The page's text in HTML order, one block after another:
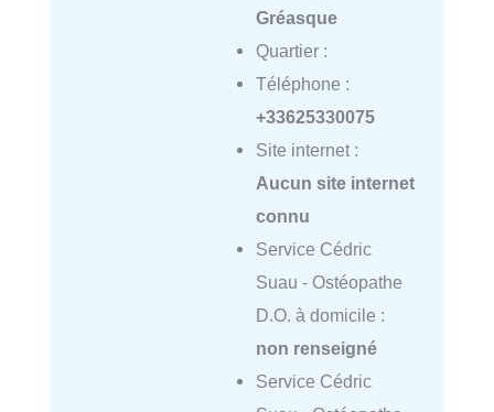
Gréasque
Quartier :
Téléphone :
+33625330075
Site internet :
Aucun site internet
connu
Service Cédric
Suau - Ostéopathe
D.O. à domicile :
non renseigné
Service Cédric